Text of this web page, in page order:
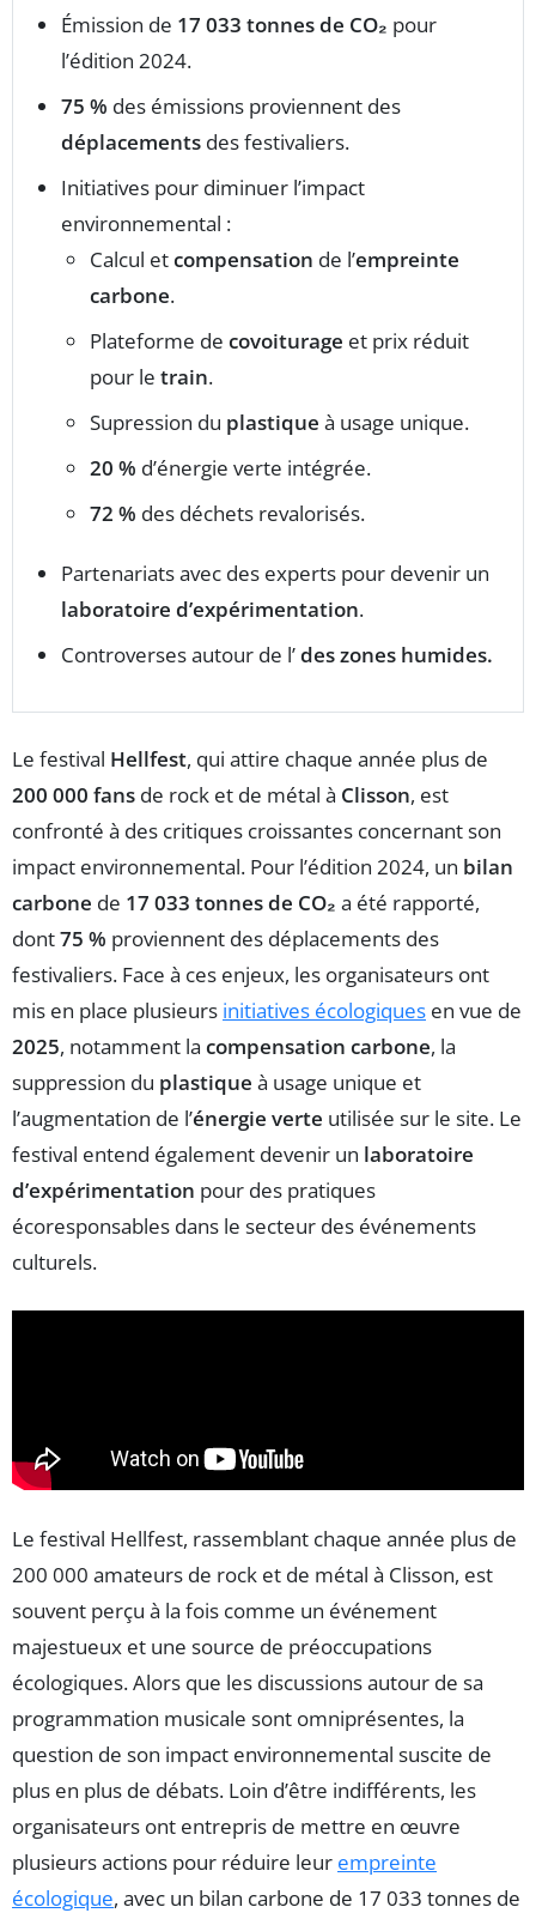
Émission de 17 033 tonnes de CO₂ pour
l’édition 2024.
75 % des émissions proviennent des
déplacements des festivaliers.
Initiatives pour diminuer l’impact
environnemental :
Calcul etcompensation de l’empreinte
carbone.
Plateforme de covoiturage et prix réduit
pour le train.
Supression du plastique à usage unique.
20 % d’énergie verte intégrée.
72 % des déchets revalorisés.
Partenariats avec des experts pour devenir un
laboratoire d’expérimentation.
Controverses autour de l’des zones humides.
Le festival Hellfest, qui attire chaque année plus de
200 000 fans de rock et de métal à Clisson, est
confronté à des critiques croissantes concernant son
impact environnemental. Pour l’édition 2024, un bilan
carbone de 17 033 tonnes de CO₂ a été rapporté,
dont75 % proviennent des déplacements des
festivaliers. Face à ces enjeux, les organisateurs ont
mis en place plusieurs initiatives écologiques en vue de
2025, notamment la compensation carbone, la
suppression du plastique à usage unique et
l’augmentation de l’énergie verte utilisée sur le site. Le
festival entend également devenir un laboratoire
d’expérimentation pour des pratiques
écoresponsables dans le secteur des événements
culturels.
Le festival Hellfest, rassemblant chaque année plus de
200 000 amateurs de rock et de métal à Clisson, est
souvent perçu à la fois comme un événement
majestueux et une source de préoccupations
écologiques. Alors que les discussions autour de sa
programmation musicale sont omniprésentes, la
question de son impact environnemental suscite de
plus en plus de débats. Loin d’être indifférents, les
organisateurs ont entrepris de mettre en œuvre
plusieurs actions pour réduire leur empreinte
écologique, avec un bilan carbone de 17 033 tonnes de